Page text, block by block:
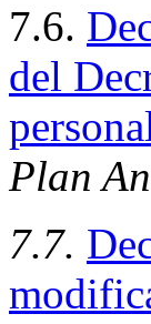
7.6.
del
Plan
7.7.